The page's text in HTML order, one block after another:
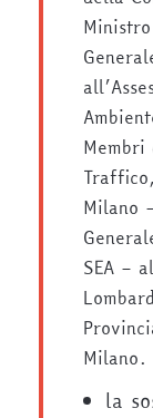
Membri
Milano
SEA –
Milano.
la